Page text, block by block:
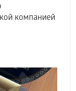
компанией